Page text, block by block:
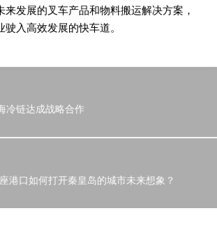
来发展的叉车产品和物料搬运解决方案，
入高效发展的快车道。
冷链达成战略合作
港口如何打开秦皇岛的城市未来想象？